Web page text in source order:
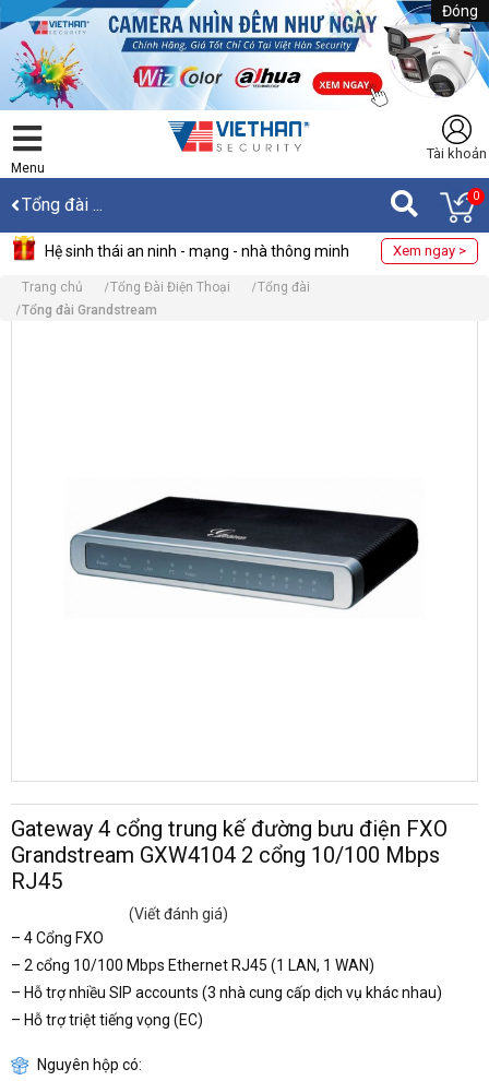
Đóng
Menu
Tài khoản
Tổng đài ... 0
Hệ sinh thái an ninh - mạng - nhà thông minh Xem ngay >
Trang chủ Tổng Đài Điện Thoại
Tổng đài
Tổng đài Grandstream
Gateway 4 cổng trung kế đường bưu điện FXO
Grandstream GXW4104 2 cổng 10/100 Mbps
RJ45
(Viết đánh giá)
– 4 Cổng FXO
– 2 cổng 10/100 Mbps Ethernet RJ45 (1 LAN, 1 WAN)
– Hỗ trợ nhiều SIP accounts (3 nhà cung cấp dịch vụ khác nhau)
– Hỗ trợ triệt tiếng vọng (EC)
Nguyên hộp có: